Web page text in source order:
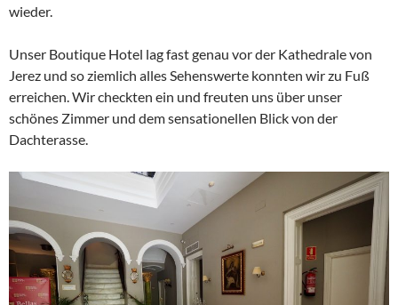
wieder.
Unser Boutique Hotel lag fast genau vor der Kathedrale von
Jerez und so ziemlich alles Sehenswerte konnten wir zu Fuß
erreichen. Wir checkten ein und freuten uns über unser
schönes Zimmer und dem sensationellen Blick von der
Dachterasse.